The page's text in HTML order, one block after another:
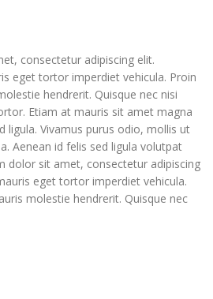
consectetur adipiscing elit.
eget tortor imperdiet vehicula. Proin
hendrerit. Quisque nec nisi
Etiam at mauris sit amet magna
ligula. Vivamus purus odio, mollis ut
Aenean id felis sed ligula volutpat
dolor sit amet, consectetur adipiscing
eget tortor imperdiet vehicula.
molestie hendrerit. Quisque nec